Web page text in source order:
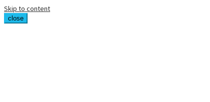
Skip to content
close